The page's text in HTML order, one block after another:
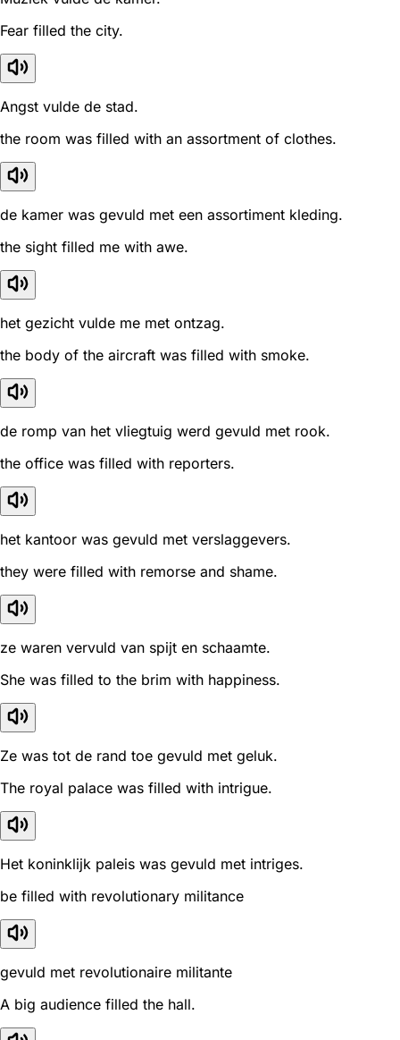
Fear filled the city.
Angst vulde de stad.
the room was filled with an assortment of clothes.
de kamer was gevuld met een assortiment kleding.
the sight filled me with awe.
het gezicht vulde me met ontzag.
the body of the aircraft was filled with smoke.
de romp van het vliegtuig werd gevuld met rook.
the office was filled with reporters.
het kantoor was gevuld met verslaggevers.
they were filled with remorse and shame.
ze waren vervuld van spijt en schaamte.
She was filled to the brim with happiness.
Ze was tot de rand toe gevuld met geluk.
The royal palace was filled with intrigue.
Het koninklijk paleis was gevuld met intriges.
be filled with revolutionary militance
gevuld met revolutionaire militante
A big audience filled the hall.